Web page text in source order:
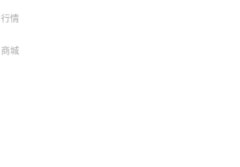
行情
商城